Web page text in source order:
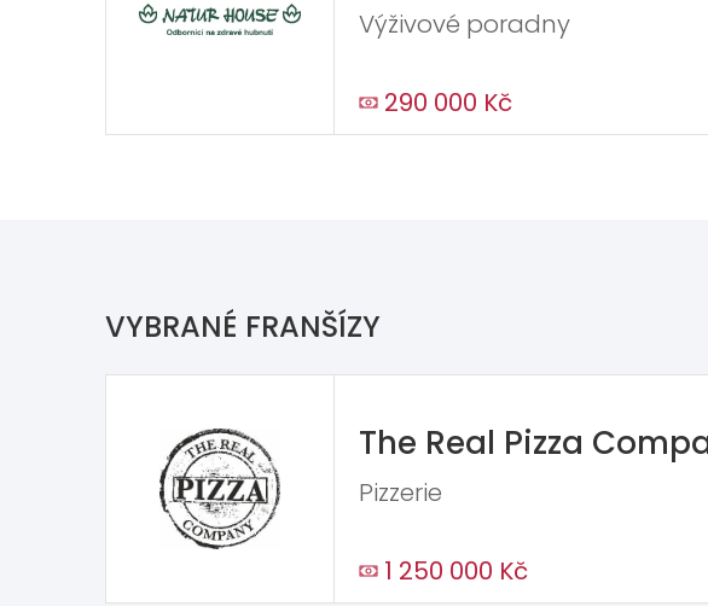
Výživové poradny
290 000 Kč
VYBRANÉ FRANŠÍZY
The Real Pizza
Pizzerie
1 250 000 Kč